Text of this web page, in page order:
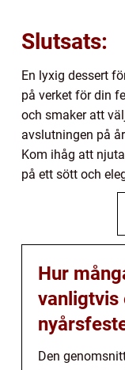
Slutsats:
En lyxig dessert
på verket för din
och smaker att
avslutningen på
Kom ihåg att
på ett sött och
Hur
vanligtvis
Den